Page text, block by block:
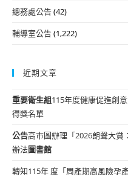
總務處公告(42)
輔導室公告(1,222)
近期文章
重要衛生組115年度健康促進創
得獎名單
公告高市圖辦理「2026朗聲大
辦法圖書館
轉知115年 度「周產期高風險孕